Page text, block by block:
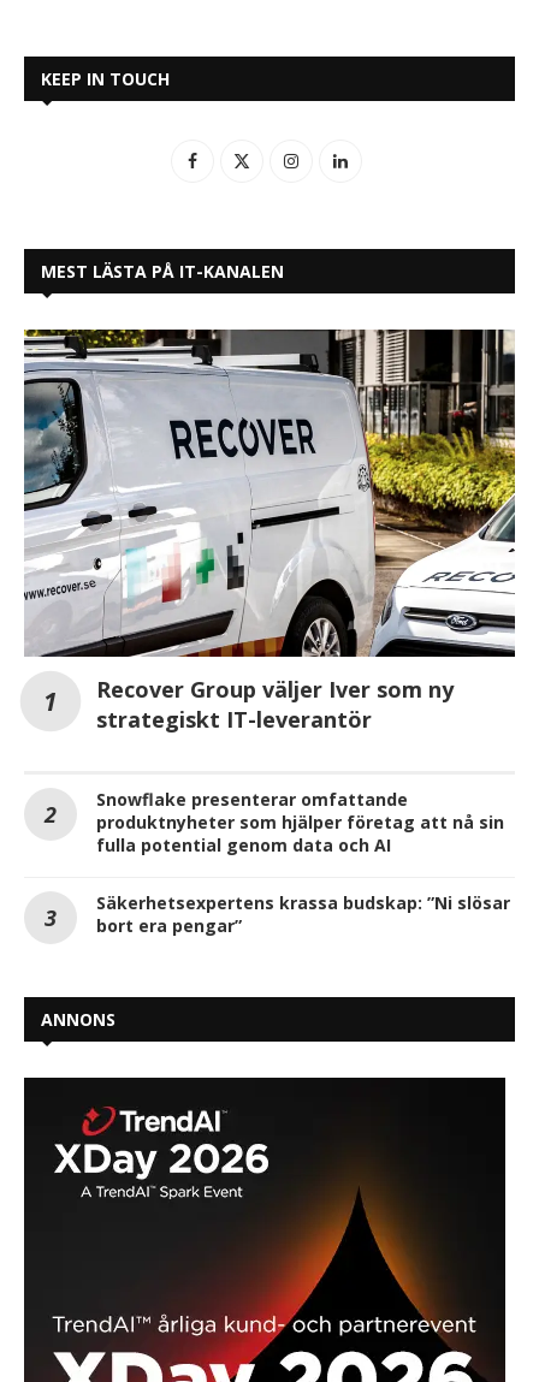
KEEP IN TOUCH
MEST LÄSTA PÅ IT-KANALEN
Recover Group väljer Iver som ny
strategiskt IT-leverantör
Snowflake presenterar omfattande
produktnyheter som hjälper företag att nå sin
fulla potential genom data och AI
Säkerhetsexpertens krassa budskap: ”Ni slösar
bort era pengar”
ANNONS